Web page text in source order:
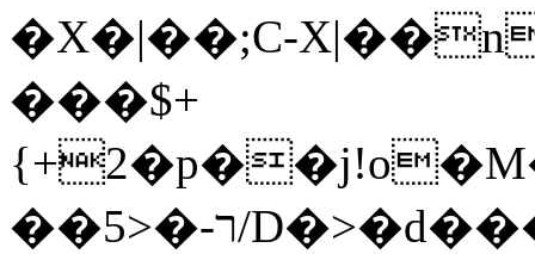
�X�|��;Ϲ-
���$+
��ר-�<5/D�>�d�����1!u8JP�@TE�